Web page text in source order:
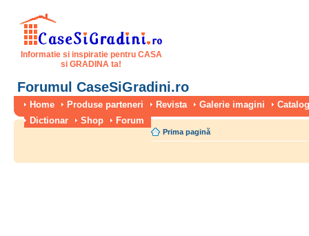
Informatie si inspiratie pentru CASA
si GRADINA ta!
Forumul CaseSiGradini.ro
Home Produse parteneri Revista Galerie imagini
Dictionar
Shop Forum
Prima pagină